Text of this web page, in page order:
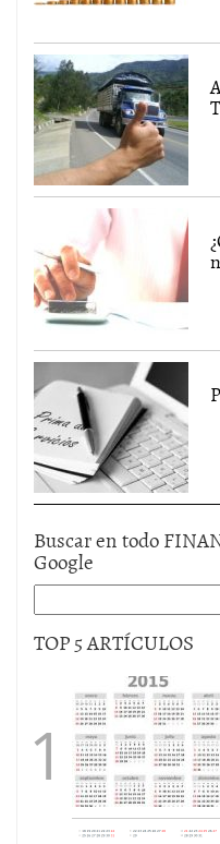
Buscar en todo
Google
TOP 5 ARTÍCULOS